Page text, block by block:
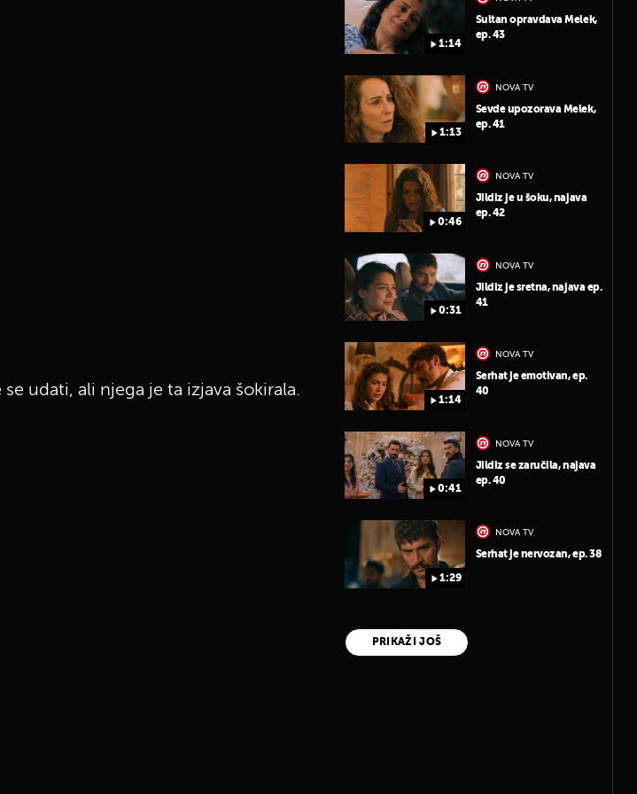
udati, ali njega je ta izjava šokirala.
1:14
Sultan opravdava Melek,
ep. 43
1:13
NOVA TV
Sevde upozorava Melek,
ep. 41
0:46
NOVA TV
Jildiz je u šoku, najava
ep. 42
0:31
NOVA TV
Jildiz je sretna, najava ep.
41
1:14
NOVA TV
Serhat je emotivan, ep.
40
0:41
NOVA TV
Jildiz se zaručila, najava
ep. 40
1:29
NOVA TV
Serhat je nervozan, ep. 38
PRIKAŽI JOŠ